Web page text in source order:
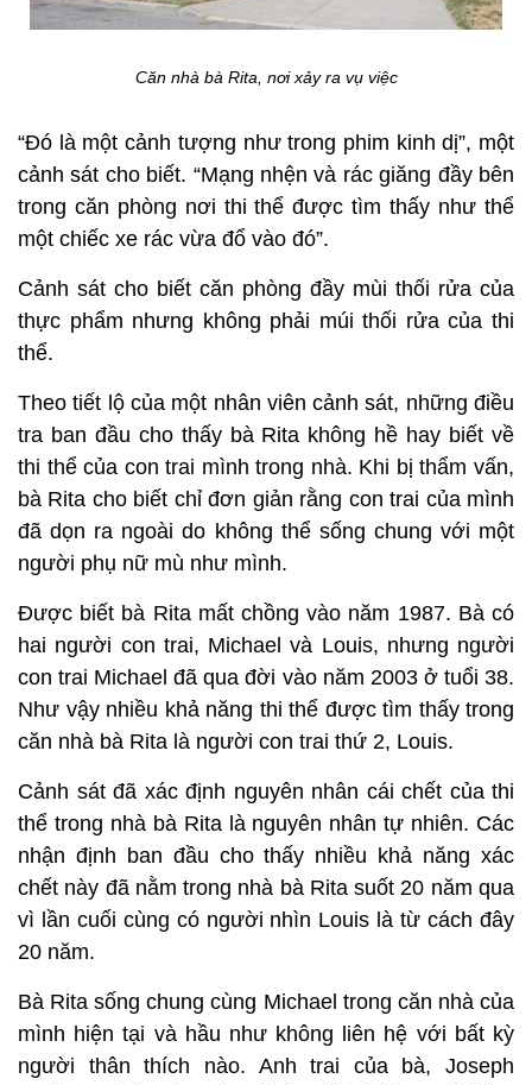
Căn nhà bà Rita, nơi xảy ra vụ việc
“Đó là một cảnh tượng như trong phim kinh dị”, một
cảnh sát cho biết. “Mạng nhện và rác giăng đầy bên
trong căn phòng nơi thi thể được tìm thấy như thể
một chiếc xe rác vừa đổ vào đó”.
Cảnh sát cho biết căn phòng đầy mùi thối rửa của
thực phẩm nhưng không phải múi thối rửa của thi
thể.
Theo tiết lộ của một nhân viên cảnh sát, những điều
tra ban đầu cho thấy bà Rita không hề hay biết về
thi thể của con trai mình trong nhà. Khi bị thẩm vấn,
bà Rita cho biết chỉ đơn giản rằng con trai của mình
đã dọn ra ngoài do không thể sống chung với một
người phụ nữ mù như mình.
Được biết bà Rita mất chồng vào năm 1987. Bà có
hai người con trai, Michael và Louis, nhưng người
con trai Michael đã qua đời vào năm 2003 ở tuổi 38.
Như vậy nhiều khả năng thi thể được tìm thấy trong
căn nhà bà Rita là người con trai thứ 2, Louis.
Cảnh sát đã xác định nguyên nhân cái chết của thi
thể trong nhà bà Rita là nguyên nhân tự nhiên. Các
nhận định ban đầu cho thấy nhiều khả năng xác
chết này đã nằm trong nhà bà Rita suốt 20 năm qua
vì lần cuối cùng có người nhìn Louis là từ cách đây
20 năm.
Bà Rita sống chung cùng Michael trong căn nhà của
mình hiện tại và hầu như không liên hệ với bất kỳ
người thân thích nào. Anh trai của bà, Joseph